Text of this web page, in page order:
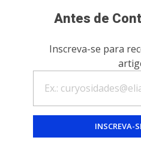
Antes de
Inscreva-se para